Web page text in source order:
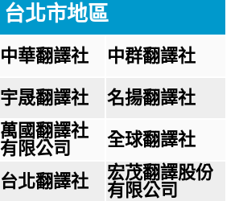
台北市地區
中華翻譯社 中群翻譯社
宇晟翻譯社 名揚翻譯社
萬國翻譯社
有限公司
全球翻譯社
台北翻譯社
宏茂翻譯股份
有限公司